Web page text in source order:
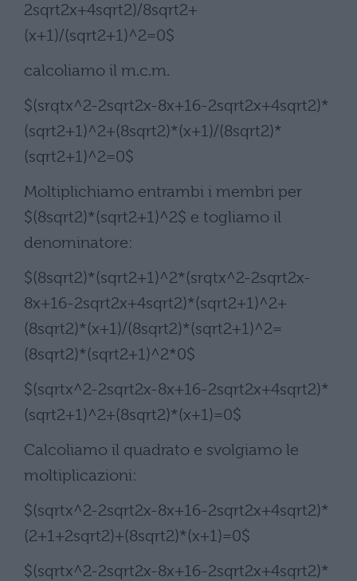
2sqrt2x+4sqrt2)/8sqrt2+
(x+1)/(sqrt2+1)^2=0$
calcoliamo il m.c.m.
$(srqtx^2-2sqrt2x-8x+16-2sqrt2x+4sqrt2)*
(sqrt2+1)^2+(8sqrt2)*(x+1)/(8sqrt2)*
(sqrt2+1)^2=0$
Moltiplichiamo entrambi i membri per
$(8sqrt2)*(sqrt2+1)^2$ e togliamo il
denominatore:
$(8sqrt2)*(sqrt2+1)^2*(srqtx^2-2sqrt2x-
8x+16-2sqrt2x+4sqrt2)*(sqrt2+1)^2+
(8sqrt2)*(x+1)/(8sqrt2)*(sqrt2+1)^2=
(8sqrt2)*(sqrt2+1)^2*0$
$(sqrtx^2-2sqrt2x-8x+16-2sqrt2x+4sqrt2)*
(sqrt2+1)^2+(8sqrt2)*(x+1)=0$
Calcoliamo il quadrato e svolgiamo le
moltiplicazioni:
$(sqrtx^2-2sqrt2x-8x+16-2sqrt2x+4sqrt2)*
(2+1+2sqrt2)+(8sqrt2)*(x+1)=0$
$(sqrtx^2-2sqrt2x-8x+16-2sqrt2x+4sqrt2)*